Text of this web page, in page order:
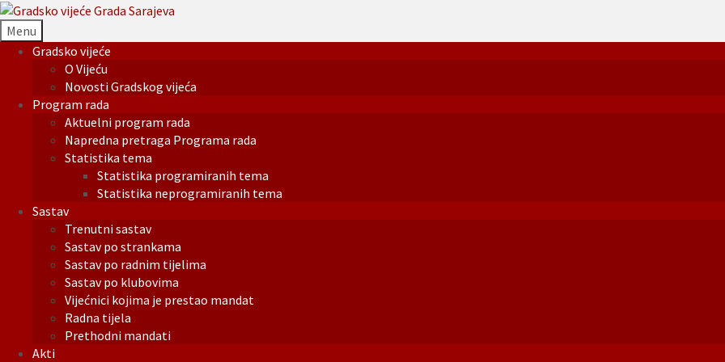
Menu
Gradsko vijeće
O Vijeću
Novosti Gradskog vijeća
Program rada
Aktuelni program rada
Napredna pretraga Programa rada
Statistika tema
Statistika programiranih tema
Statistika neprogramiranih tema
Sastav
Trenutni sastav
Sastav po strankama
Sastav po radnim tijelima
Sastav po klubovima
Vijećnici kojima je prestao mandat
Radna tijela
Prethodni mandati
Akti